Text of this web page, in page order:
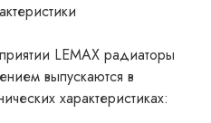
LEMAX радиаторы
выпускаются в
характеристиках: